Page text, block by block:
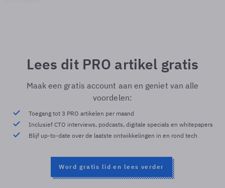
Lees dit PRO artikel gratis
Maak een gratis account aan en geniet van alle
voordelen:
Toegang tot 3 PRO artikelen per maand
Inclusief CTO interviews, podcasts, digitale specials en whitepapers
Blijf up-to-date over de laatste ontwikkelingen in en rond tech
Word gratis lid en lees verder